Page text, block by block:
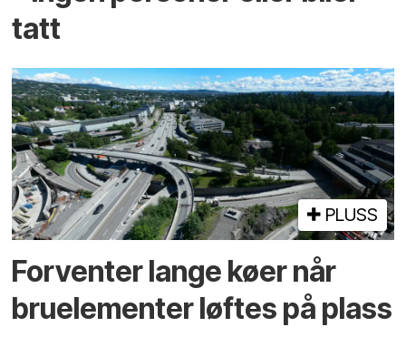
tatt
PLUSS
Forventer lange køer når
bru­elementer løftes på plass